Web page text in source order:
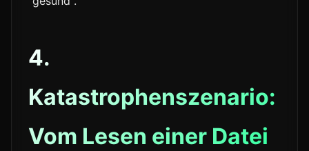
4.
Katastrophenszenario:
Vom Lesen einer Datei